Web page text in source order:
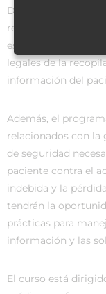
Durante el curso,
regulaciones
estudiantes
legales de la
información del
Además, el
relacionados con la
de seguridad
paciente contra el
indebida y la
tendrán la
prácticas para
información y las
El curso está